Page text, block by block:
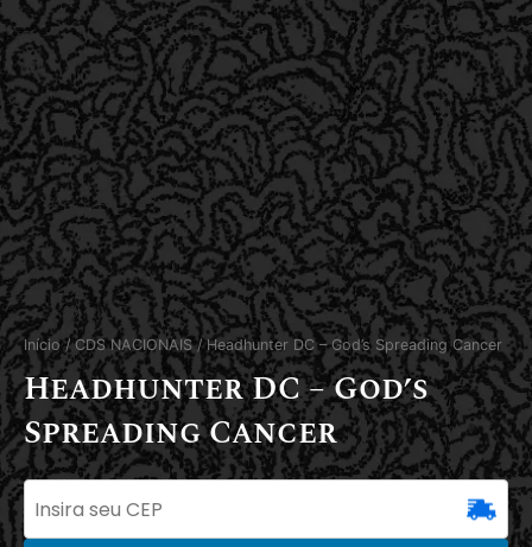
Início/CDS NACIONAIS/ Headhunter DC – God’s Spreading Cancer
Headhunter DC – God’s
Spreading Cancer